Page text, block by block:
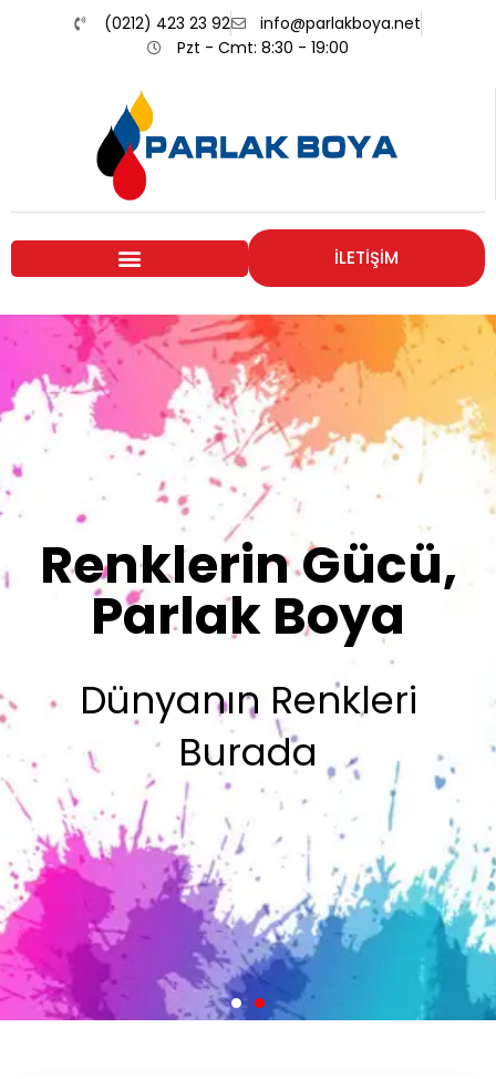
(0212) 423 23 92
info@parlakboya.net
Pzt - Cmt: 8:30 - 19:00
İLETİŞİM
Renklerimiz
Sizin İmzanız
Olsun